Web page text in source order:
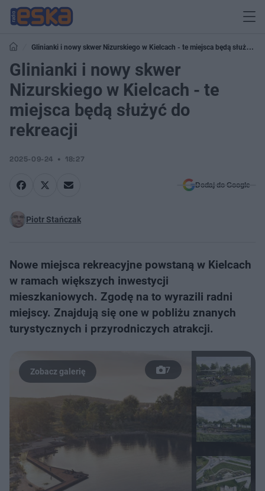
Glinianki i nowy skwer Nizurskiego w Kielcach - te miejsca będą służyć
do rekreacji
Glinianki i nowy skwer
Nizurskiego w Kielcach - te
miejsca będą służyć do
rekreacji
2025-09-24 18:27
Dodaj do Google
Piotr Stańczak
Nowe miejsca rekreacyjne powstaną w Kielcach
w ramach większych inwestycji
mieszkaniowych. Zgodę na to wyrazili radni
miejscy. Znajdują się one w pobliżu znanych
turystycznych i przyrodniczych atrakcji.
7